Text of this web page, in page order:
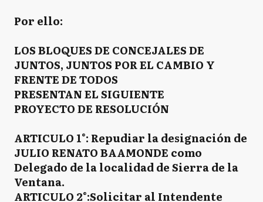
Por ello:
LOS BLOQUES DE CONCEJALES DE
JUNTOS, JUNTOS POR EL CAMBIO Y
FRENTE DE TODOS
PRESENTAN EL SIGUIENTE
PROYECTO DE RESOLUCIÓN
ARTICULO 1°: Repudiar la designación de
JULIO RENATO BAAMONDE como
Delegado de la localidad de Sierra de la
Ventana.
ARTICULO 2°:Solicitar al Intendente